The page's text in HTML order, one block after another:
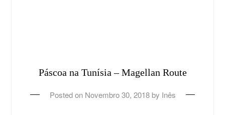
Páscoa na Tunísia – Magellan Route
Posted on Novembro 30, 2018by Inês